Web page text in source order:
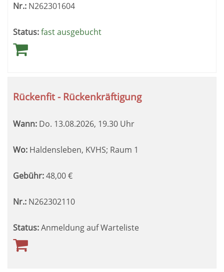
Nr.: N262301604
Status:fast ausgebucht
Rückenfit - Rückenkräftigung
Wann: Do. 13.08.2026, 19.30 Uhr
Wo: Haldensleben, KVHS; Raum 1
Gebühr:48,00€
Nr.: N262302110
Status:Anmeldung auf Warteliste